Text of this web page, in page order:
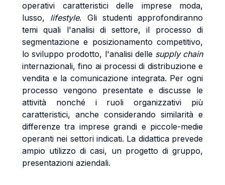
operativi caratteristici delle imprese moda,
lusso, lifestyle. Gli studenti approfondiranno
temi quali l'analisi di settore, il processo di
segmentazione e posizionamento competitivo,
lo sviluppo prodotto, l'analisi delle supply chain
internazionali, fino ai processi di distribuzione e
vendita e la comunicazione integrata. Per ogni
processo vengono presentate e discusse le
attività nonché i ruoli organizzativi più
caratteristici, anche considerando similarità e
differenze tra imprese grandi e piccole-medie
operanti nei settori indicati. La didattica prevede
ampio utilizzo di casi, un progetto di gruppo,
presentazioni aziendali.